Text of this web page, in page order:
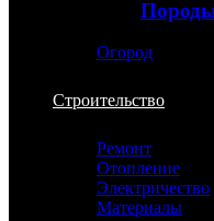
Огород
Строительство
Ремонт
Отопление
Электричество
Материалы